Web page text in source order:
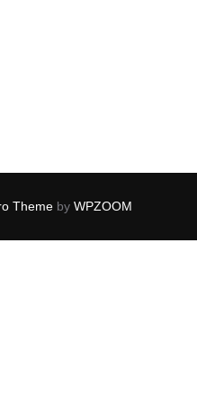
Theme by WPZOOM